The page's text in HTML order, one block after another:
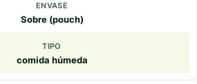
ENVASE
Sobre (pouch)
TIPO
comida húmeda